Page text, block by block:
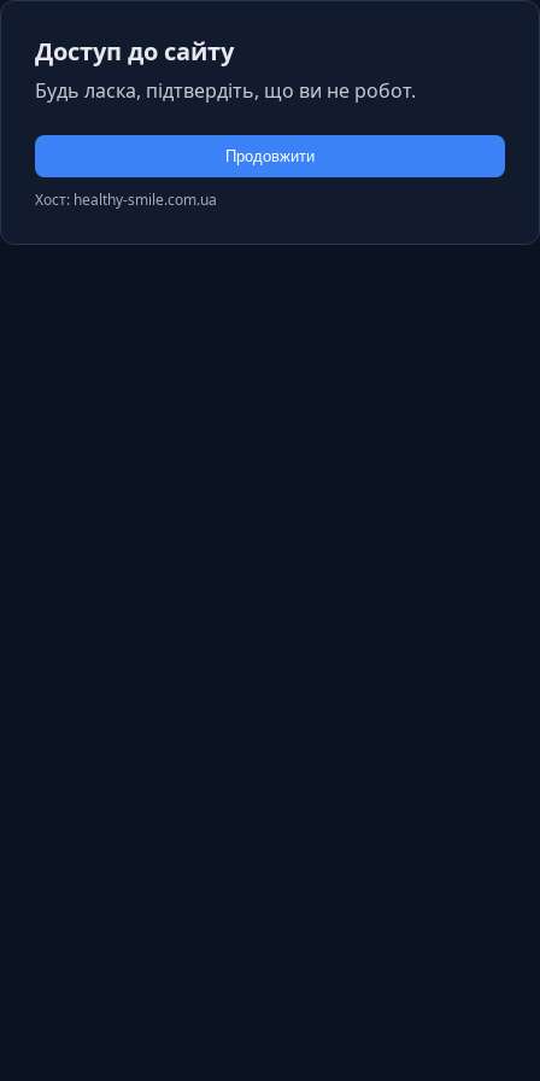
Доступ до сайту
Будь ласка, підтвердіть, що ви не робот.
Продовжити
Хост: healthy-smile.com.ua